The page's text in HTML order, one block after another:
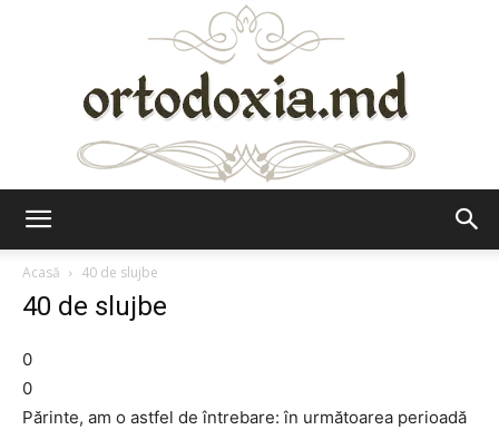
Acasă
40 de slujbe
40 de slujbe
0
0
Părinte, am o astfel de întrebare: în următoarea perioadă